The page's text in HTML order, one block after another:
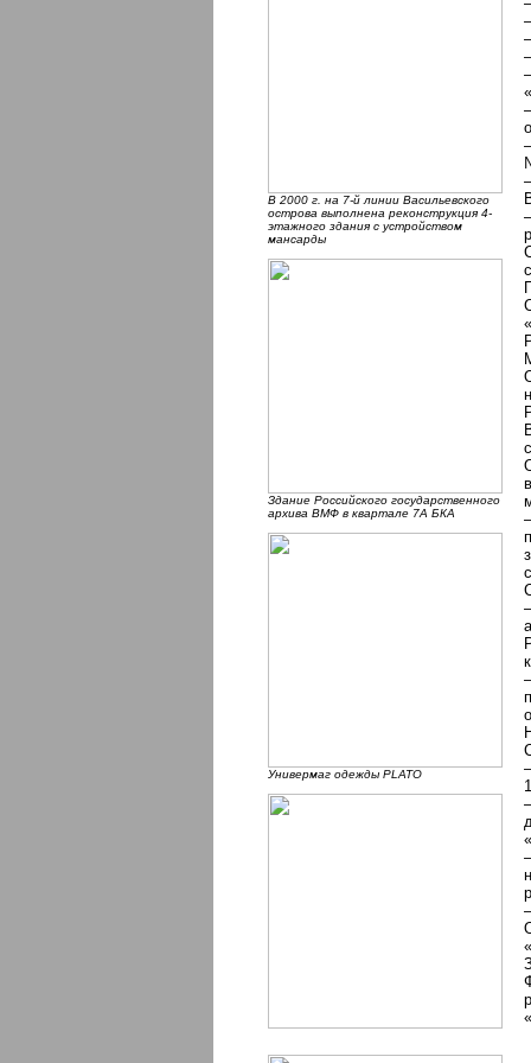
В 2000 г. на 7-й линии Васильевского
острова выполнена реконструкция 4-
этажного здания с устройством
мансарды
Здание Российского государственного
архива ВМФ в квартале 7А БКА
Универмаг одежды PLATO